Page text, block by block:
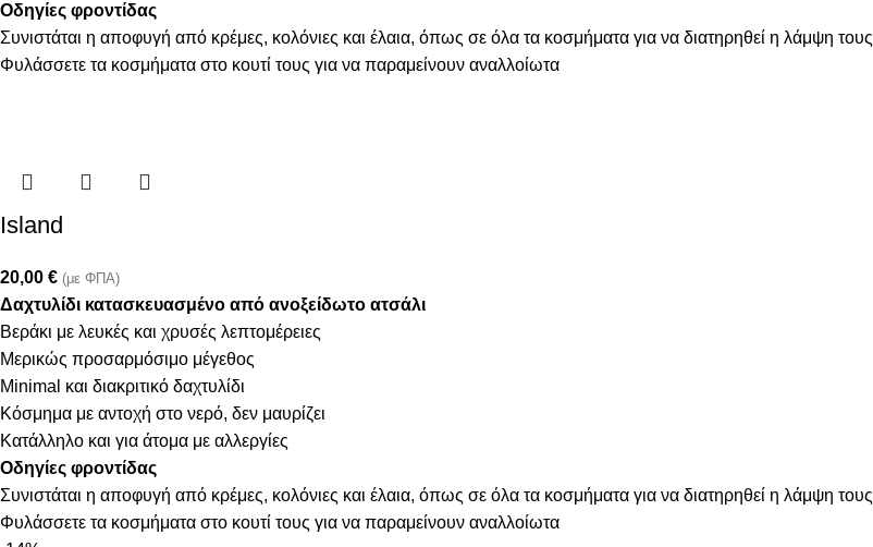
Οδηγίες φροντίδας
Συνιστάται η αποφυγή από κρέμες, κολόνιες και έλαια, όπως σε όλα τα κοσμήματα για να διατηρηθεί η λάμψη τους
Φυλάσσετε τα κοσμήματα στο κουτί τους για να παραμείνουν αναλλοίωτα
Island
20,00 € (με ΦΠΑ)
Δαχτυλίδι κατασκευασμένο από ανοξείδωτο ατσάλι
Βεράκι με λευκές και χρυσές λεπτομέρειες
Μερικώς προσαρμόσιμο μέγεθος
Minimal και διακριτικό δαχτυλίδι
Κόσμημα με αντοχή στο νερό, δεν μαυρίζει
Κατάλληλο και για άτομα με αλλεργίες
Οδηγίες φροντίδας
Συνιστάται η αποφυγή από κρέμες, κολόνιες και έλαια, όπως σε όλα τα κοσμήματα για να διατηρηθεί η λάμψη τους
Φυλάσσετε τα κοσμήματα στο κουτί τους για να παραμείνουν αναλλοίωτα